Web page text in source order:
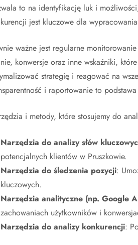
to na identyfikację luk i
jest kluczowe dla
ważne jest regularne
konwersje oraz inne wskaźniki,
strategię i reagować na
i raportowanie to
i metody, które stosujemy do
Narzędzia do analizy słów
potencjalnych klientów w Pruszkowie.
Narzędzia do śledzenia pozycji:
kluczowych.
Narzędzia analityczne (np. Google
zachowaniach użytkowników i
Narzędzia do analizy konkurencji: